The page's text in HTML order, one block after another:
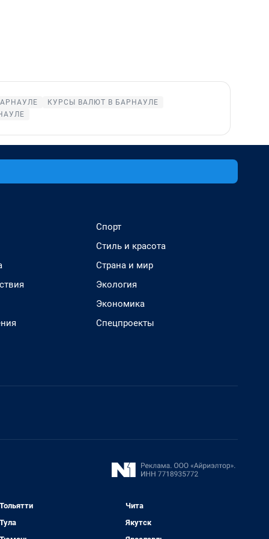
КУРСЫ ВАЛЮТ В БАРНАУЛЕ
Спорт
Стиль и красота
Страна и мир
Экология
Экономика
Спецпроекты
Тольятти
Тула
Чита
Якутск